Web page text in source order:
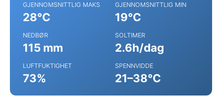
GJENNOMSNITTLIG MAKS
28°C
GJENNOMSNITTLIG MIN
19°C
NEDBØR
115 mm
SOLTIMER
2.6h/dag
LUFTFUKTIGHET
73%
SPENNVIDDE
21–38°C